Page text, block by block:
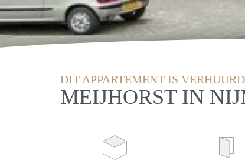
DIT APPARTEMENT IS VERHUURD
MEIJHORST IN